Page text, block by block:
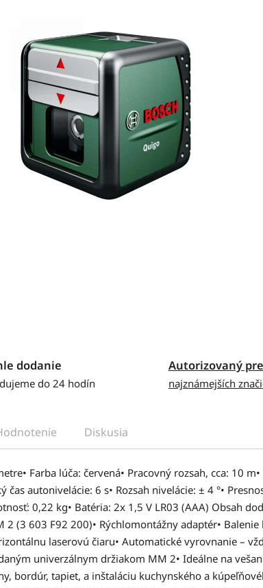
dodanie
do 24 hodín
Autorizovaný
najznámejších
Diskusia
Farba lúča: červená• Pracovný rozsah, cca: 10
čas autonivelácie: 6 s• Rozsah nivelácie: ± 4 °•
0,22 kg• Batéria: 2x 1,5 V LR03 (AAA) Obsah
2 (3 603 F92 200)• Rýchlomontážny adaptér•
laserovú čiaru• Automatické vyrovnanie –
univerzálnym držiakom MM 2• Ideálne na
bordúr, tapiet, a inštaláciu kuchynského a